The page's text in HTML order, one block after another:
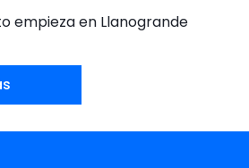
empieza en Llanogrande